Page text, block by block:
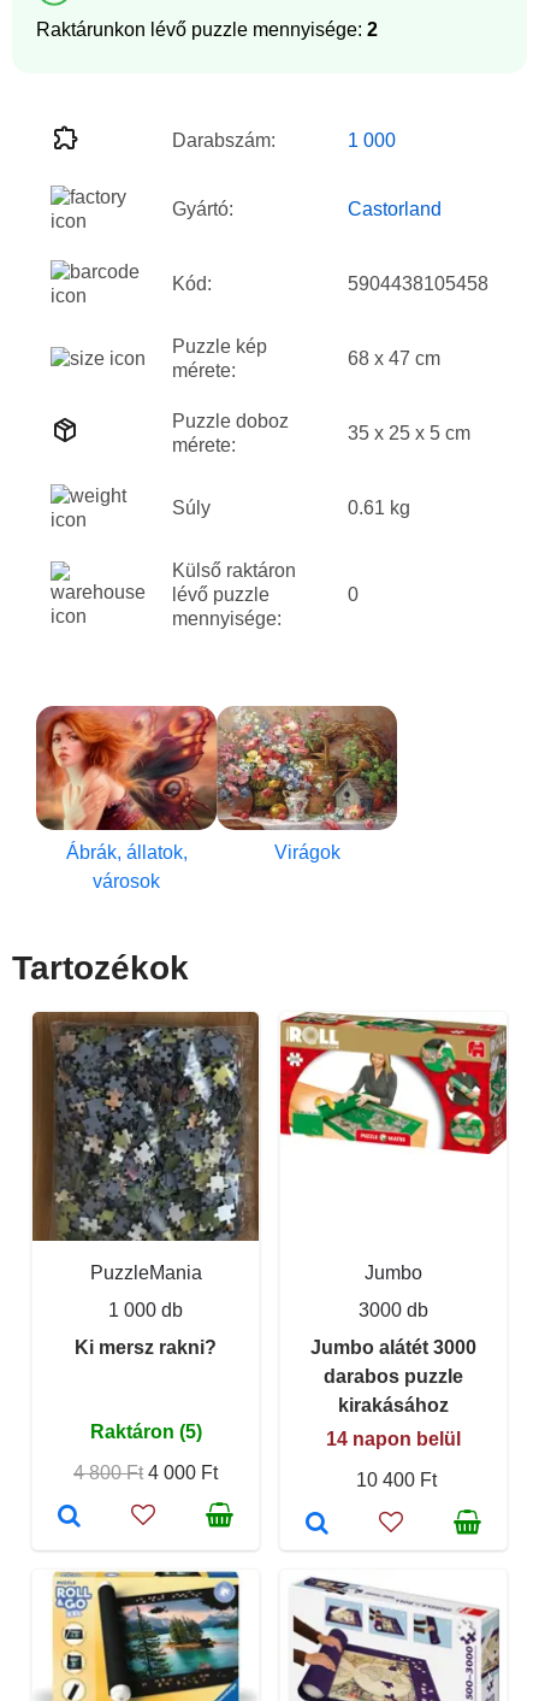
Raktárunkon lévő puzzle mennyisége: 2
Darabszám: 1 000
Gyártó: Castorland
Kód: 5904438105458
Puzzle kép
mérete:
68 x 47 cm
Puzzle doboz
mérete:
35 x 25 x 5 cm
Súly 0.61 kg
Külső raktáron
lévő puzzle
mennyisége:
0
Ábrák, állatok,
városok
Virágok
Tartozékok
PuzzleMania
1 000 db
Ki mersz rakni?
Raktáron (5)
4 800 Ft 4 000 Ft
Jumbo
3000 db
Jumbo alátét 3000
darabos puzzle
kirakásához
14 napon belül
10 400 Ft